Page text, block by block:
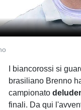
I biancorossi si
brasiliano Brenno
campionato
finali. Da qui